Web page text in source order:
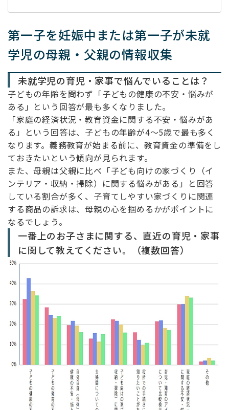
第一子を妊娠中または第一子が未就
学児の母親・父親の情報収集
未就学児の育児・家事で悩んでいることは？
子どもの年齢を問わず「子どもの健康の不安・悩みが
ある」という回答が最も多くなりました。
「家庭の経済状況・教育資金に関する不安・悩みがあ
る」という回答は、子どもの年齢が4～5歳で最も多く
なります。義務教育が始まる前に、教育資金の準備をし
ておきたいという傾向が見られます。
また、母親は父親に比べ「子ども向けの家づくり（イ
ンテリア・収納・掃除）に関する悩みがある」と回答
している割合が多く、子育てしやすい家づくりに関連
する商品の訴求は、母親の心を掴めるかがポイントに
なるでしょう。
一番上のお子さまに関する、直近の育児・家事
に関して教えてください。（複数回答）